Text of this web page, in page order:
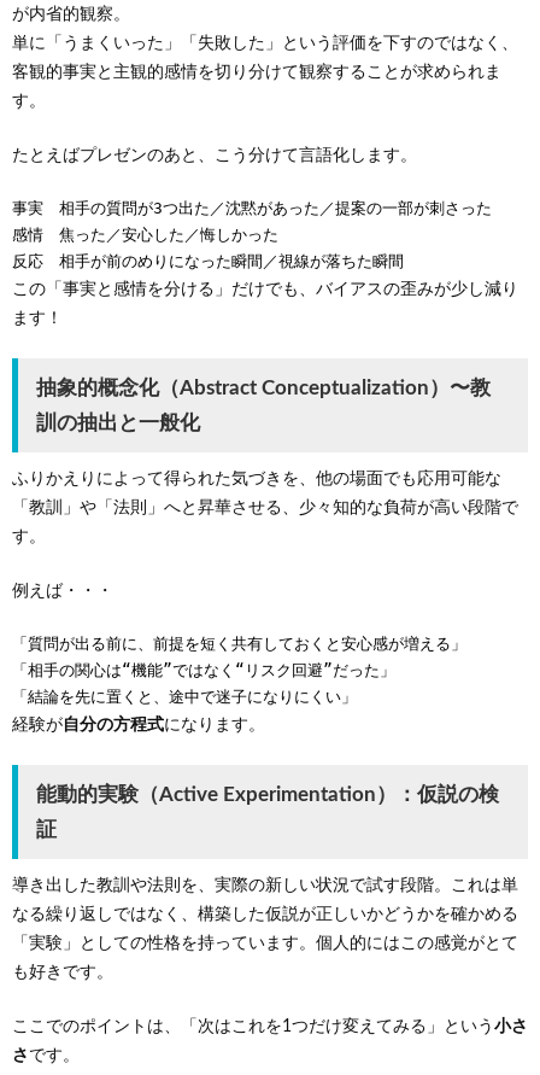
が内省的観察。
単に「うまくいった」「失敗した」という評価を下すのではなく、
客観的事実と主観的感情を切り分けて観察することが求められま
す。
たとえばプレゼンのあと、こう分けて言語化します。
事実　相手の質問が3つ出た／沈黙があった／提案の一部が刺さった
感情　焦った／安心した／悔しかった
反応　相手が前のめりになった瞬間／視線が落ちた瞬間
この「事実と感情を分ける」だけでも、バイアスの歪みが少し減り
ます！
抽象的概念化（Abstract Conceptualization）〜教
訓の抽出と一般化
ふりかえりによって得られた気づきを、他の場面でも応用可能な
「教訓」や「法則」へと昇華させる、少々知的な負荷が高い段階で
す。
例えば・・・
「質問が出る前に、前提を短く共有しておくと安心感が増える」
「相手の関心は“機能”ではなく“リスク回避”だった」
「結論を先に置くと、途中で迷子になりにくい」
経験が 自分の方程式になります。
能動的実験（Active Experimentation）：仮説の検
証
導き出した教訓や法則を、実際の新しい状況で試す段階。これは単
なる繰り返しではなく、構築した仮説が正しいかどうかを確かめる
「実験」としての性格を持っています。個人的にはこの感覚がとて
も好きです。
ここでのポイントは、「次はこれを1つだけ変えてみる」という 小さ
さ です。